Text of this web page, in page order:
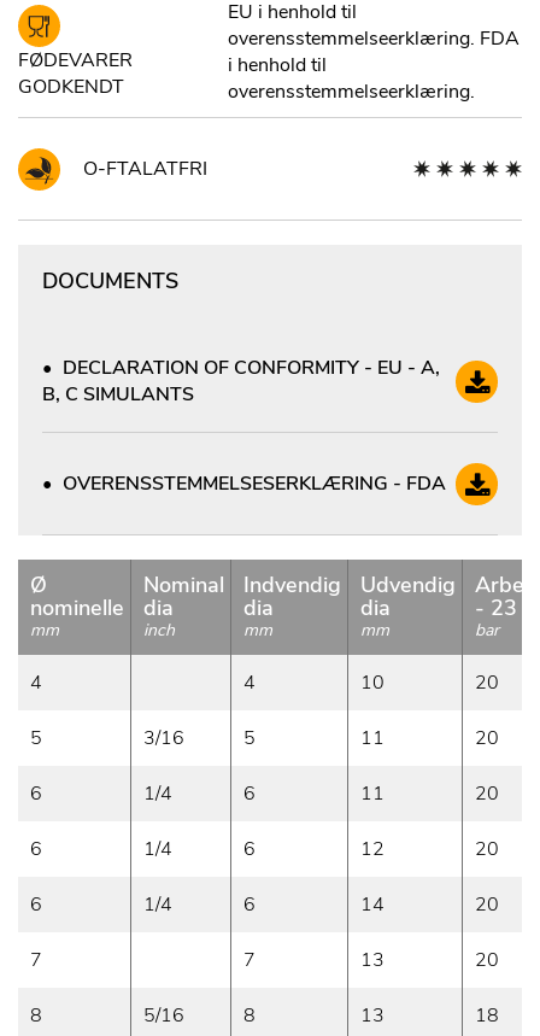
FØDEVARER
GODKENDT
EU i henhold til
overensstemmelseerklæring. FDA
i henhold til
overensstemmelseerklæring.
O-FTALATFRI
DOCUMENTS
DECLARATION OF CONFORMITY - EU - A,
B, C SIMULANTS
OVERENSSTEMMELSESERKLÆRING - FDA
Ø
nominelle
mm
Nominal
dia
inch
Indvendig
dia
mm
Udvendig
dia
mm
- 23
bar
4 4 10 20
5 3/16 5 11 20
6 1/4 6 11 20
6 1/4 6 12 20
6 1/4 6 14 20
7 7 13 20
8 5/16 8 13 18